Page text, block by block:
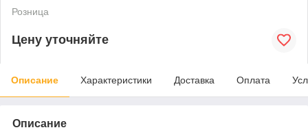
Розница
Цену уточняйте
Описание Характеристики Доставка Оплата
Описание